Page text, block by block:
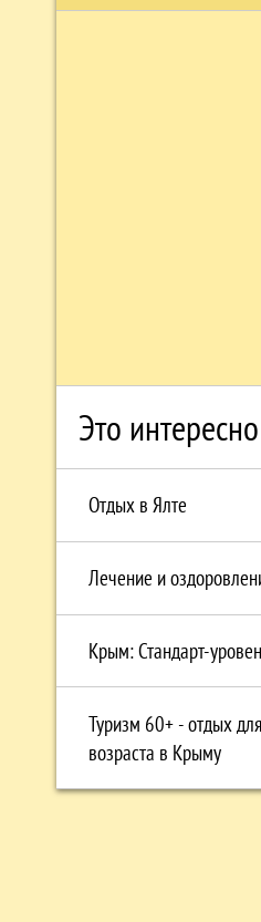
Это интересно
Отдых в Ялте
Лечение и
Крым: Стандарт-
Туризм 60+ - отдых
возраста в Крыму